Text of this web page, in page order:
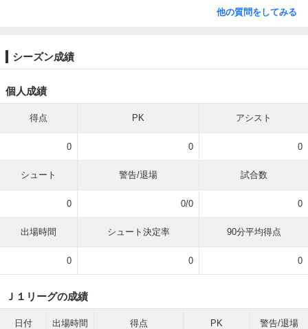
他の質問をしてみる
シーズン成績
個人成績
得点 PK アシスト
0 0 0
シュート 警告/退場 試合数
0 0/0 0
出場時間 シュート決定率 90分平均得点
0 0 0
Ｊ１リーグの成績
日付 出場時間 得点 PK 警告/退場